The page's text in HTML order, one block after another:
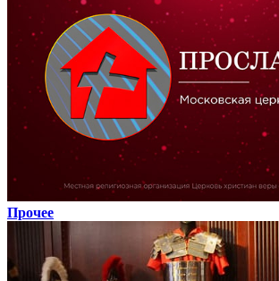
Прочее